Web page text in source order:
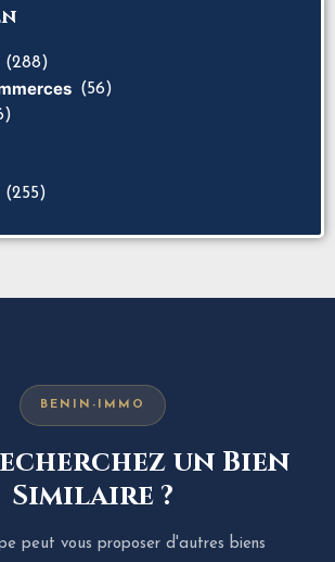
(288)
(56)
(255)
BENIN-IMMO
un Bien
Similaire ?
peut vous proposer d'autres biens